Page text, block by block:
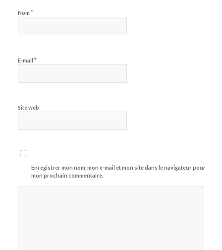
Nom *
E-mail *
Site web
Enregistrer mon nom, mon e-mail et mon site dans le navigateur pour
mon prochain commentaire.